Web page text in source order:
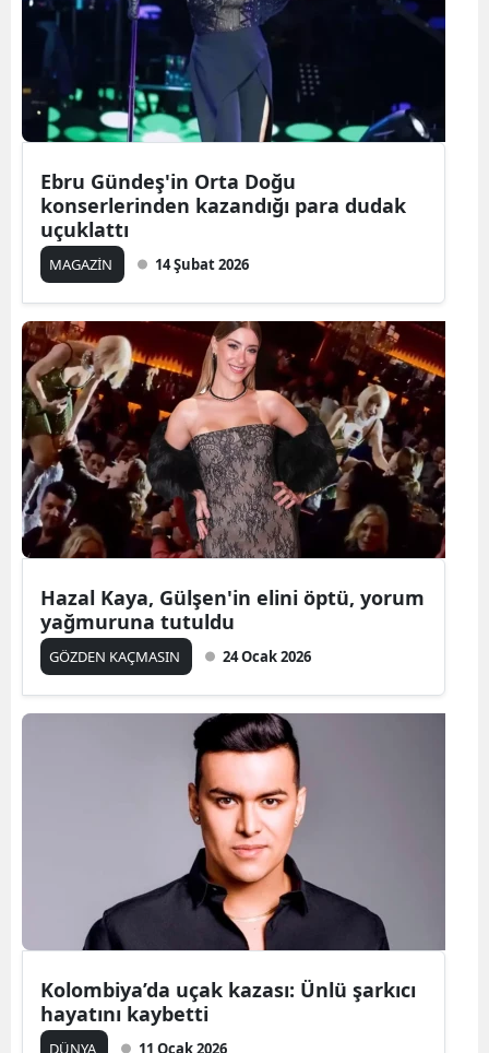
Ebru Gündeş'in Orta Doğu
konserlerinden kazandığı para dudak
uçuklattı
MAGAZİN 14 Şubat 2026
Hazal Kaya, Gülşen'in elini öptü, yorum
yağmuruna tutuldu
GÖZDEN KAÇMASIN 24 Ocak 2026
Kolombiya’da uçak kazası: Ünlü şarkıcı
hayatını kaybetti
DÜNYA 11 Ocak 2026